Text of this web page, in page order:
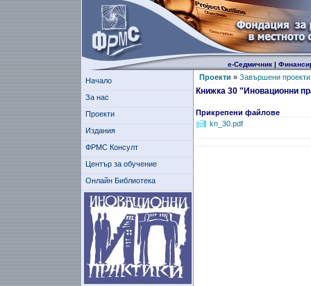
е-Седмичник|
Начало
За нас
Проекти
Издания
ФРМС Консулт
Център за обучение
Онлайн Библиотека
Проекти » Завършени проекти
Книжка 30 "Иновационни
Прикрепени файлове
kn_30.pdf